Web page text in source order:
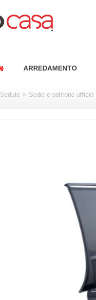
ARREDAMENTO
Sedute > Sedie e poltrone ufficio